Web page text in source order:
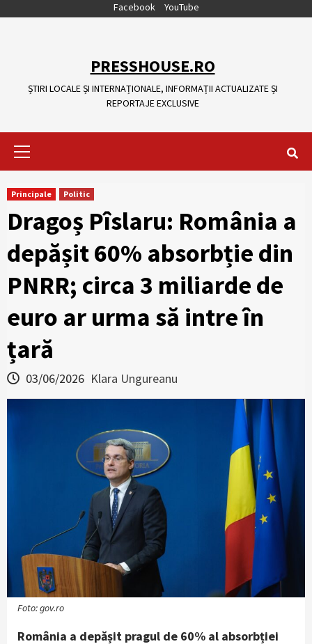
Facebook YouTube
PRESSHOUSE.RO
ȘTIRI LOCALE ȘI INTERNAȚIONALE, INFORMAȚII ACTUALIZATE ȘI
REPORTAJE EXCLUSIVE
Principale Politic
Dragoș Pîslaru: România a
depășit 60% absorbție din
PNRR; circa 3 miliarde de
euro ar urma să intre în
țară
03/06/2026 Klara Ungureanu
Foto: gov.ro
România a depășit pragul de 60% al absorbției